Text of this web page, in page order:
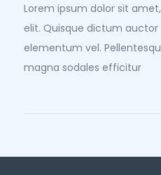
Lorem ipsum dolor sit
elit. Quisque dictum
elementum vel.
magna sodales efficitur